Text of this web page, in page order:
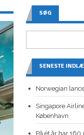
SØG
SENESTE
Norwegian
Singapore
København
På ét år har